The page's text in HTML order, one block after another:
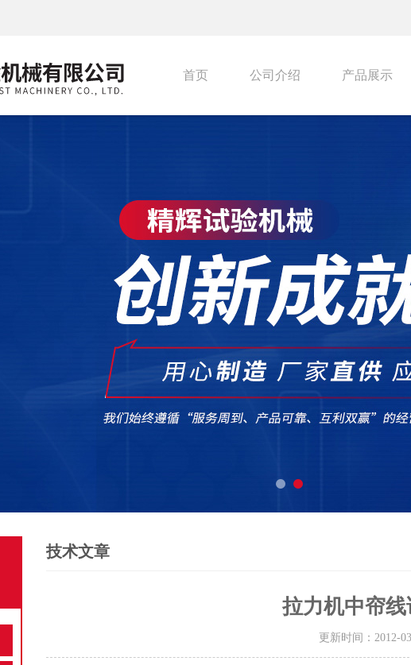
首页 公司介绍 产品展示
技术文章
拉力机中帘
更新时间：2012-